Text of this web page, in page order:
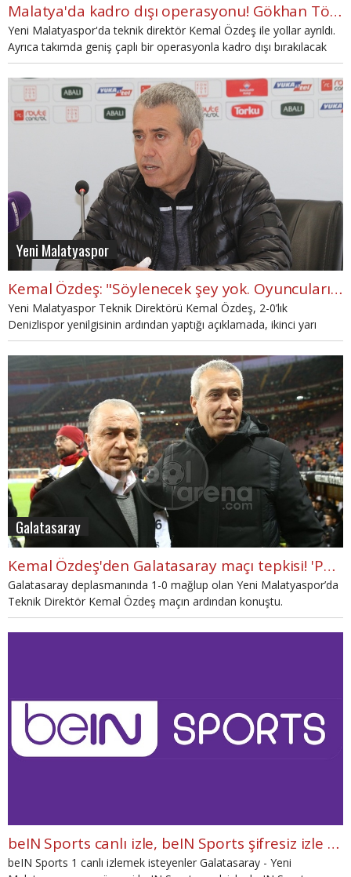
Malatya'da kadro dışı operasyonu! Gökhan Töre ve Mustafa Akbaş
Yeni Malatyaspor'da teknik direktör Kemal Özdeş ile yollar ayrıldı.
Ayrıca takımda geniş çaplı bir operasyonla kadro dışı bırakılacak
oyuncular olacak.
Yeni Malatyaspor
Kemal Özdeş: "Söylenecek şey yok. Oyuncuları uyandırmak gerekiyor"
Yeni Malatyaspor Teknik Direktörü Kemal Özdeş, 2-0’lık
Denizlispor yenilgisinin ardından yaptığı açıklamada, ikinci yarı
kazanamama gibi bir durumlarının olduğunu kaydetti.
Galatasaray
Kemal Özdeş'den Galatasaray maçı tepkisi! 'Penaltıyı VAR hakemi görmemiş'
Galatasaray deplasmanında 1-0 mağlup olan Yeni Malatyaspor’da
Teknik Direktör Kemal Özdeş maçın ardından konuştu.
beIN Sports canlı izle, beIN Sports şifresiz izle (beIN Sports canlı ve şifresiz maç İZLE)
beIN Sports 1 canlı izlemek isteyenler Galatasaray - Yeni